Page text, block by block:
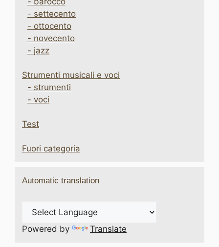
- settecento
- ottocento
- novecento
- jazz
Strumenti musicali e voci
- strumenti
- voci
Test
Fuori categoria
Automatic translation
Powered by Translate